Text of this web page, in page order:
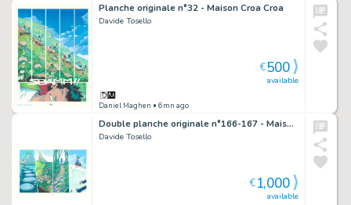
Planche originale n°32 - Maison Croa Croa
Davide Tosello
Daniel Maghen • 6mn ago
available
€500
Double planche originale n°166-167 - Maison Croa Croa
Davide Tosello
available
€1,000